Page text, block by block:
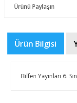
Ürünü Paylaşın
Ürün Bilgisi
Bilfen Yayınları 6.